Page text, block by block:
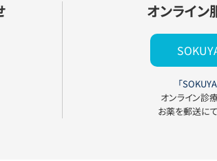
オンライ
「
オンライン診
お薬を郵送に